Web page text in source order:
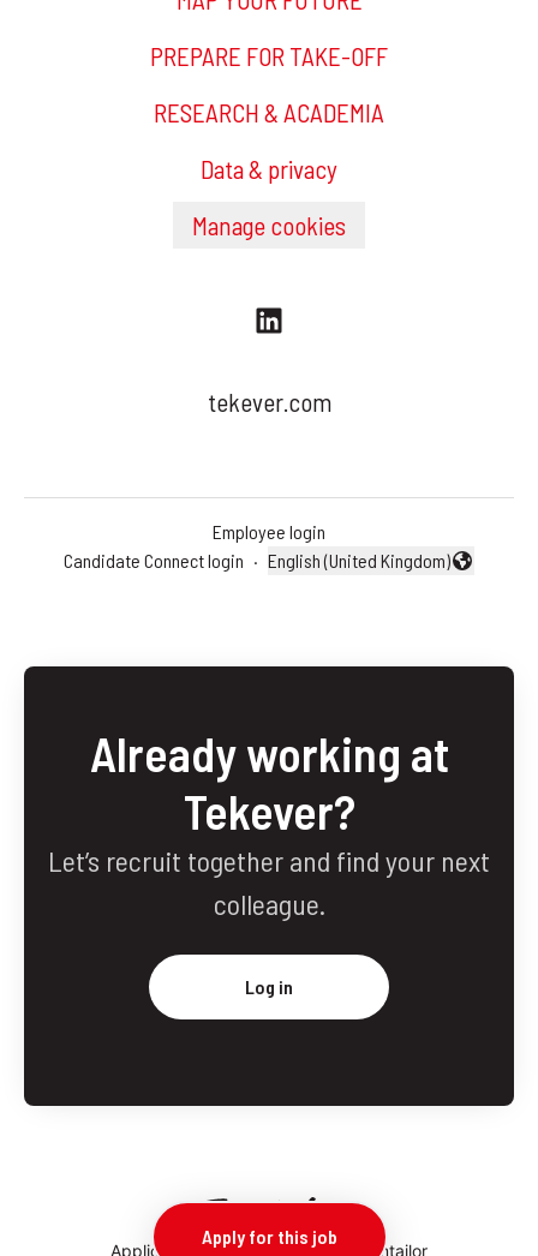
Apply for this job
PREPARE FOR TAKE-OFF
RESEARCH & ACADEMIA
Data & privacy
Manage cookies
tekever.com
Employee login
Candidate Connect login ·
Change language
English (United Kingdom)
Already working at
Tekever?
Let’s recruit together and find your next
colleague.
Log in
Applicant tracking systemby Teamtailor